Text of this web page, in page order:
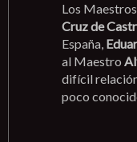
Los
Cruz de
España,
al Maestro
difícil
poco